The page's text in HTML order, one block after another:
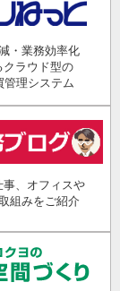
・業務効率化
クラウド型の
管理システム
事、オフィスや
組みをご紹介